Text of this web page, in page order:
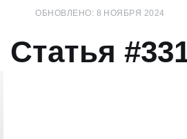
ОБНОВЛЕНО: 8 НОЯБРЯ 2024
Статья